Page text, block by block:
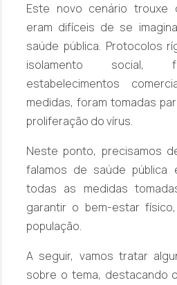
Este novo cenário trouxe
eram difíceis de se
saúde pública. Protocolos
isolamento social,
estabelecimentos
medidas, foram tomadas
proliferação do vírus.
Neste ponto, precisamos
falamos de saúde pública
todas as medidas
garantir o bem-estar
população.
A seguir, vamos tratar
sobre o tema, destacando